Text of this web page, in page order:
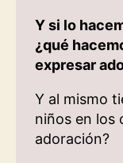
Y si lo
¿qué
expresar
Y al mismo
niños en los
adoración?